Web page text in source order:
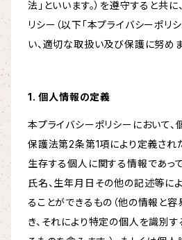
法」といいます。）を遵守すると共
リシー（以下「本プライバシーポリシ
い、適切な取扱い及び保護に努めま
1. 個人情報の定義
本プライバシーポリシーにおいて
保護法第2条第1項により定義され
生存する個人に関する情報であっ
氏名、生年月日その他の記述等に
ることができるもの（他の情報と
き、それにより特定の個人を識別